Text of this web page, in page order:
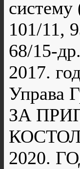
101/11,
68/15-
2017.
Управа
ЗА
2020.